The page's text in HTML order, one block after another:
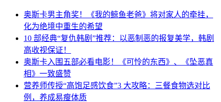
奥斯卡男主角奖！《我的鲸鱼老爸》将对家人的牵挂，
化为绝境中重生的希望
10 部经典“复仇韩剧”推荐：以恶制恶的报复美学，韩剧
高收视保证！
奥斯卡入围五部必看电影！《可怜的东西》、《坠恶真
相》一致盛赞
营养师传授“高饱足感饮食”3 大攻略：三餐食物选对比
例，养成易瘦体质